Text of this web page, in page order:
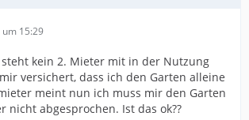
15:29
kein 2. Mieter mit in der Nutzung
versichert, dass ich den Garten alleine
meint nun ich muss mir den Garten
nicht abgesprochen. Ist das ok??